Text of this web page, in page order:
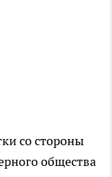
со стороны
общества